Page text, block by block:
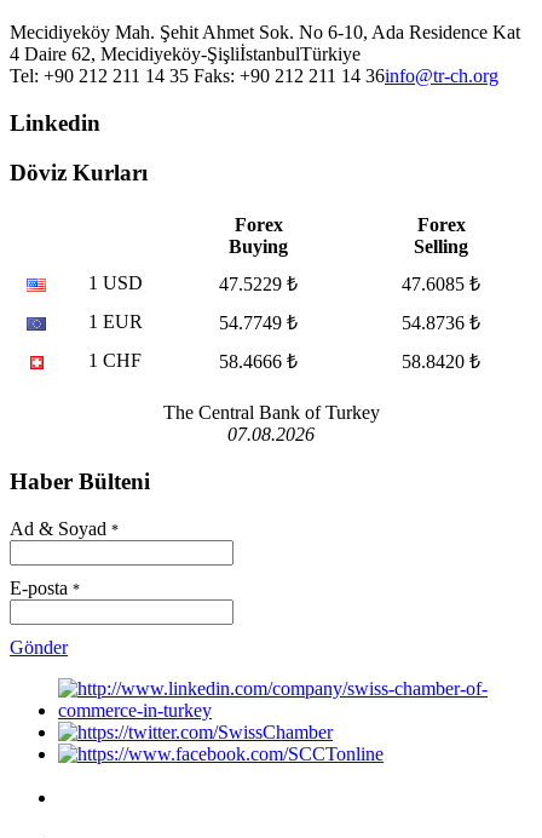
Mecidiyeköy Mah. Şehit Ahmet Sok. No 6-10, Ada Residence Kat
4 Daire 62, Mecidiyeköy-ŞişliİstanbulTürkiye
Tel: +90 212 211 14 35 Faks: +90 212 211 14 36info@tr-ch.org
Linkedin
Döviz Kurları
Forex
Buying
Forex
Selling
1 USD
47.5229 ₺
47.6085 ₺
1 EUR
54.7749 ₺
54.8736 ₺
1 CHF
58.4666 ₺ 58.8420 ₺
The Central Bank of Turkey
07.08.2026
Haber Bülteni
Ad & Soyad *
E-posta *
Gönder